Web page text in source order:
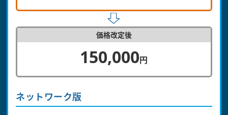
価格改定後
150,000円
ネットワーク版